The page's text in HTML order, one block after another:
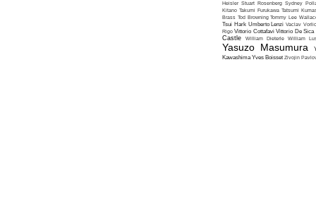
Heisler Stuart Rosenberg Sydney
Kitano Takumi Furukawa Tatsumi
Brass Tod Browning Tommy Lee
Tsui Hark Umberto Lenzi Vaclav
Rigo Vittorio Cottafavi Vittorio De Sica
Castle William Dieterle William
Yasuzo Masumura
Kawashima Yves Boisset Zivojin